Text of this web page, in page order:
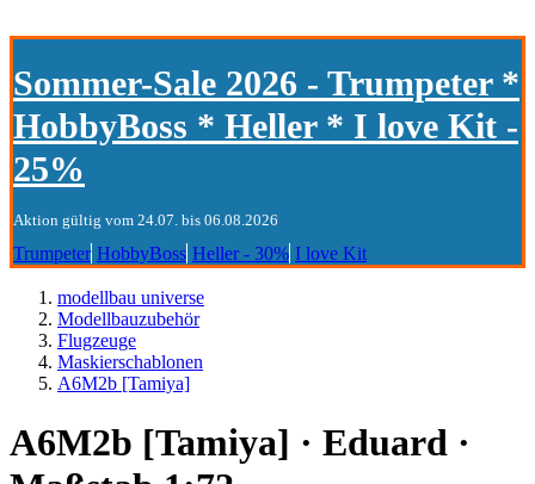
Sommer-Sale 2026 - Trumpeter *
HobbyBoss * Heller * I love Kit -
25%
Aktion gültig vom 24.07. bis 06.08.2026
Trumpeter HobbyBoss Heller - 30% I love Kit
modellbau universe
Modellbauzubehör
Flugzeuge
Maskierschablonen
A6M2b [Tamiya]
A6M2b [Tamiya] · Eduard ·